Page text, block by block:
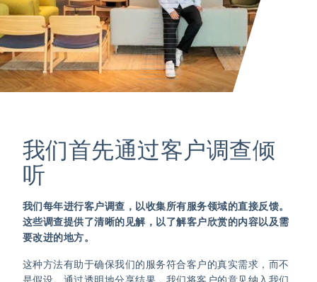
我们首先通过客户调查倾
听
我们每年进行客户调查，以收集所有服务领域的直接反馈。
这些调查提供了清晰的见解，以了解客户欣赏的内容以及需
要改进的地方。
这种方法有助于确保我们的服务符合客户的真实需求，而不